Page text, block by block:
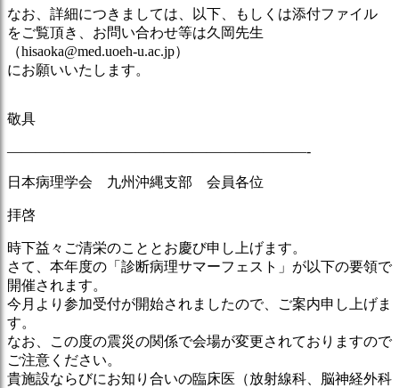
なお、詳細につきましては、以下、もしくは添付ファイル
をご覧頂き、お問い合わせ等は久岡先生
（hisaoka@med.uoeh-u.ac.jp）
にお願いいたします。
敬具
—————————————————————-
日本病理学会 九州沖縄支部 会員各位
拝啓
時下益々ご清栄のこととお慶び申し上げます。
さて、本年度の「診断病理サマーフェスト」が以下の要領で
開催されます。
今月より参加受付が開始されましたので、ご案内申し上げま
す。
なお、この度の震災の関係で会場が変更されておりますので
ご注意ください。
貴施設ならびにお知り合いの臨床医（放射線科、脳神経外科